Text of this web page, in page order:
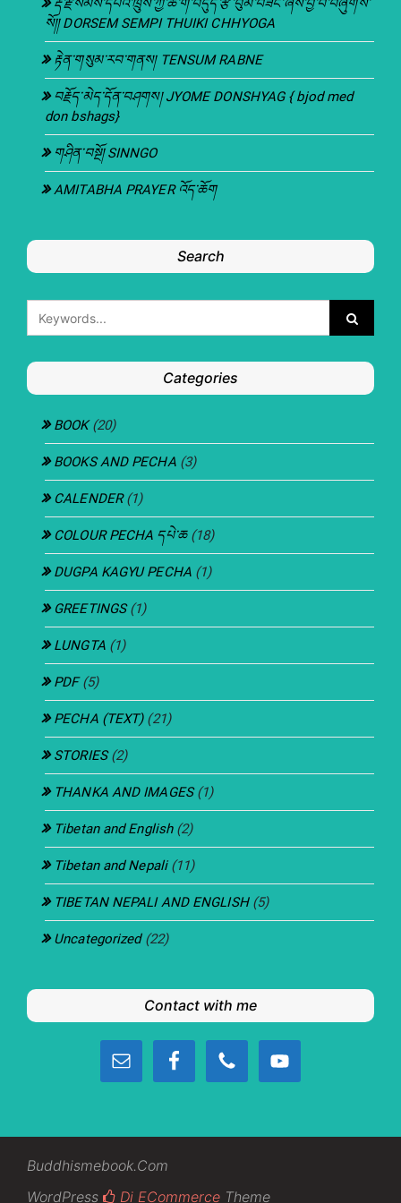
རྡོ་རྗེ་སེམས་དཔའི་ཁྲུས་ཀྱི་ཆོ་ག་བདུད་རྩི་བུམ་བཟང་ཞེས་བྱ་བ་བཞུགས་
སོ།། DORSEM SEMPI THUIKI CHHYOGA
རྟེན་གསུམ་རབ་གནས། TENSUM RABNE
བརྗོད་མེད་དོན་བཤགས། JYOME DONSHYAG { bjod med
don bshags}
གཤིན་བསྔོ། SINNGO
AMITABHA PRAYER འོད་ཆོག
Search
Categories
BOOK(20)
BOOKS AND PECHA(3)
CALENDER(1)
COLOUR PECHA དཔེ་ཆ(18)
DUGPA KAGYU PECHA(1)
GREETINGS(1)
LUNGTA(1)
PDF(5)
PECHA (TEXT)(21)
STORIES(2)
THANKA AND IMAGES(1)
Tibetan and English(2)
Tibetan and Nepali(11)
TIBETAN NEPALI AND ENGLISH(5)
Uncategorized(22)
Contact with me
Buddhismebook.com
WordPress
Di ECommerce Theme